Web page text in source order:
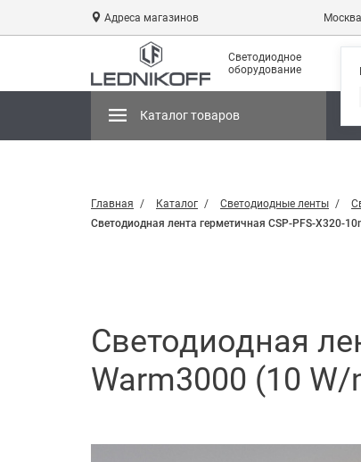
Адреса магазинов Москва
Светодиодное
оборудование
Каталог товаров
Главная Каталог Светодиодные ленты
Светодиодная лента герметичная CSP-PFS-X320-
Светодиодная
Warm3000 (10 W/